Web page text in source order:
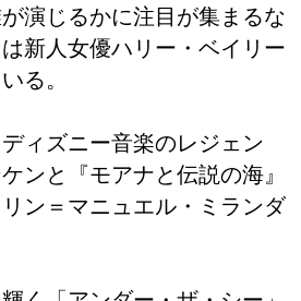
演じるかに注目が集まるな
新人女優ハリー・ベイリー
る。
ィズニー音楽のレジェン
ンと『モアナと伝説の海』
ン＝マニュエル・ミランダ